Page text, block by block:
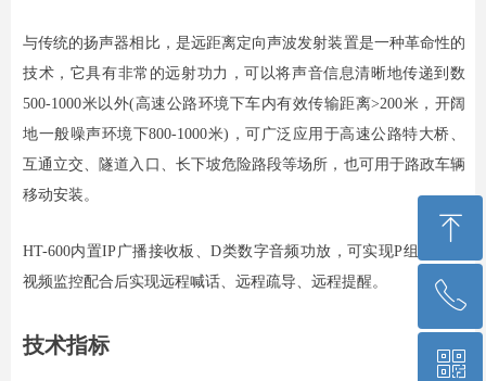
与传统的扬声器相比，是远距离定向声波发射装置是一种革命性的
技术，它具有非常的远射功力，可以将声音信息清晰地传递到数
500-1000米以外(高速公路环境下车内有效传输距离>200米，开阔
地一般噪声环境下800-1000米)，可广泛应用于高速公路特大桥、
互通立交、隧道入口、长下坡危险路段等场所，也可用于路政车辆
移动安装。
HT-600内置IP广播接收板、D类数字音频功放，可实现P组网，与
视频监控配合后实现远程喊话、远程疏导、远程提醒。
技术指标
ꁸ
回到顶部
ꂅ
13701099869
ꀥ